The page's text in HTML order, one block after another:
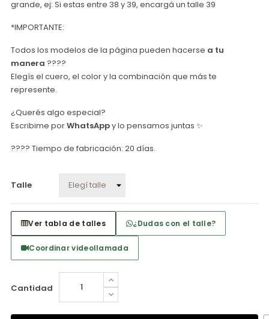
grande, ej: Si estas entre 38 y 39, encargá un talle 39
*IMPORTANTE:
Todos los modelos de la página pueden hacerse a tu
manera ????
Elegís el cuero, el color y la combinación que más te
represente.
¿Querés algo especial?
Escribime porWhatsAppy lo pensamos juntas ✨
???? Tiempo de fabricación: 20 días.
Talle
Ver tabla de talles ¿Dudas con el talle?
Coordinar videollamada
Cantidad